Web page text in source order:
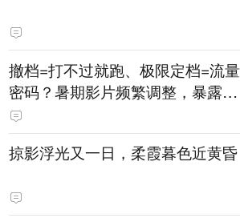
撤档=打不过就跑、极限定档=流量
密码？暑期影片频繁调整，暴露市
场痛点
掠影浮光又一日，柔霞暮色近黄昏